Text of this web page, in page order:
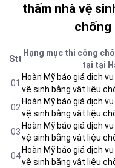
thấm nhà vệ
chống
Stt
Hạng mục thi công
tại tại
01
Hoàn Mỹ báo giá dịch
vệ sinh bằng vật liệu
02
Hoàn Mỹ báo giá dịch
vệ sinh bằng vật liệu
03
Hoàn Mỹ báo giá dịch
vệ sinh bằng vật liệu
04
Hoàn Mỹ báo giá dịch
vệ sinh bằng vật liệu